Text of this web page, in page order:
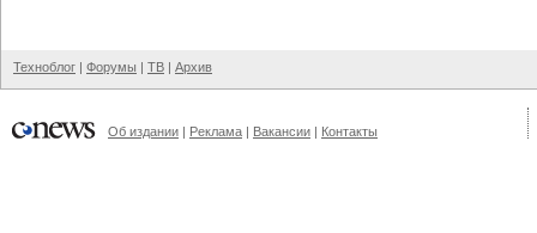
Техноблог | Форумы | ТВ | Архив
Об издании | Реклама | Вакансии | Контакты